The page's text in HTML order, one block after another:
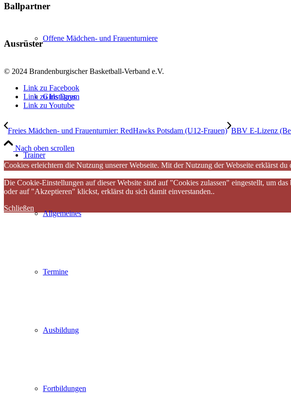
Offene Mädchen- und Frauenturniere
Girls Days
Trainer
Allgemeines
Termine
Ausbildung
Fortbildungen
Ballpartner
Ausrüster
© 2024 Brandenburgischer Basketball-Verband e.V.
Link zu Facebook
Link zu Instagram
Link zu Youtube
Freies Mädchen- und Frauenturnier: RedHawks Potsdam (U12-Frauen) BBV E-Lizenz
Nach oben scrollen
Cookies erleichtern die Nutzung unserer Webseite. Mit der Nutzung der Webseite erklärst du
Die Cookie-Einstellungen auf dieser Website sind auf "Cookies zulassen" eingestellt, um
oder auf "Akzeptieren" klickst, erklärst du sich damit einverstanden..
Schließen